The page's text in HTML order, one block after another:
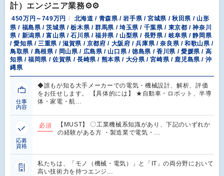
計）エンジニア業務⚙️⚙️
450万円～749万円
北海道 / 青森県 / 岩手県 / 宮城県 / 秋田県 / 山形
県 / 福島県 / 茨城県 / 栃木県 / 群馬県 / 埼玉県 / 千葉県 / 東京都 / 神奈川
県 / 新潟県 / 富山県 / 石川県 / 福井県 / 山梨県 / 長野県 / 岐阜県 / 静岡県
/ 愛知県 / 三重県 / 滋賀県 / 京都府 / 大阪府 / 兵庫県 / 奈良県 / 和歌山県 /
鳥取県 / 島根県 / 岡山県 / 広島県 / 山口県 / 徳島県 / 香川県 / 愛媛県 / 高
知県 / 福岡県 / 佐賀県 / 長崎県 / 熊本県 / 大分県 / 宮崎県 / 鹿児島県 / 沖
縄県
仕事
内容
◆誰もが知る大手メーカーでの電気・機械設計、解析、評価
をお任せします。 【具体的には】 ★自動車・ロボット、半導
体・家電・航…
応募
資格
必須
【MUST】 〇工業機械系知識があり、下記のいずれか
の経験がある方 ・製造業で電気・…
私たちは、「モノ（機械・電気）」と「IT」の両分野において
高い技術力を持つエンジ…